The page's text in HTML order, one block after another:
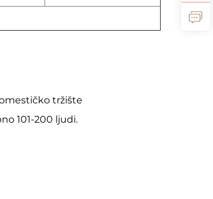
tržište
101-200 ljudi.